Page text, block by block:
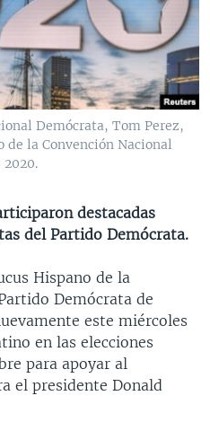
Demócrata, Tom Perez,
la Convención Nacional
2020.
destacadas
del Partido Demócrata.
Hispano de la
Demócrata de
este miércoles
en las elecciones
para apoyar al
el presidente Donald